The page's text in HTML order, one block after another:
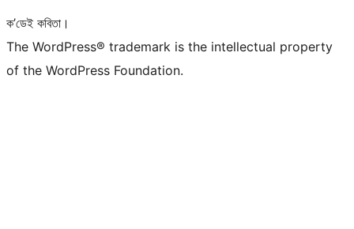
ক’ডেই কবিতা।
The WordPress® trademark is the intellectual property
of the WordPress Foundation.